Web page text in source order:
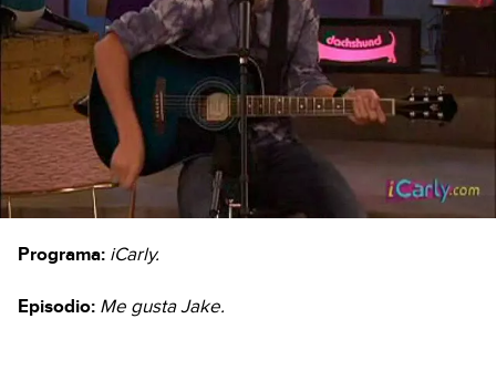
Programa: iCarly.
Episodio: Me gusta Jake.